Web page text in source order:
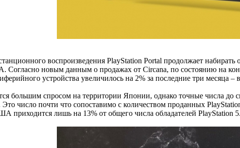
воспроизведения PlayStation Portal продолжает
новым данным о продажах от Circana, по состоянию на
устройства увеличилось на 2% за последние три месяца –
большим спросом на территории Японии, однако точные числа
число почти что сопоставимо с количеством проданных
приходится лишь на 13% от общего числа обладателей PlayStation